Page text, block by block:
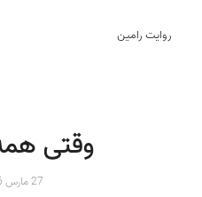
روایت رامین
وقتی
27 مارس 2016